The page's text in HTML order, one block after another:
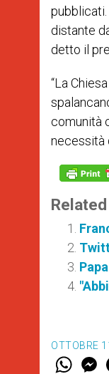
pubblicati.
distante
detto il
“La
comunità
necessità
OTTOBRE
W
e